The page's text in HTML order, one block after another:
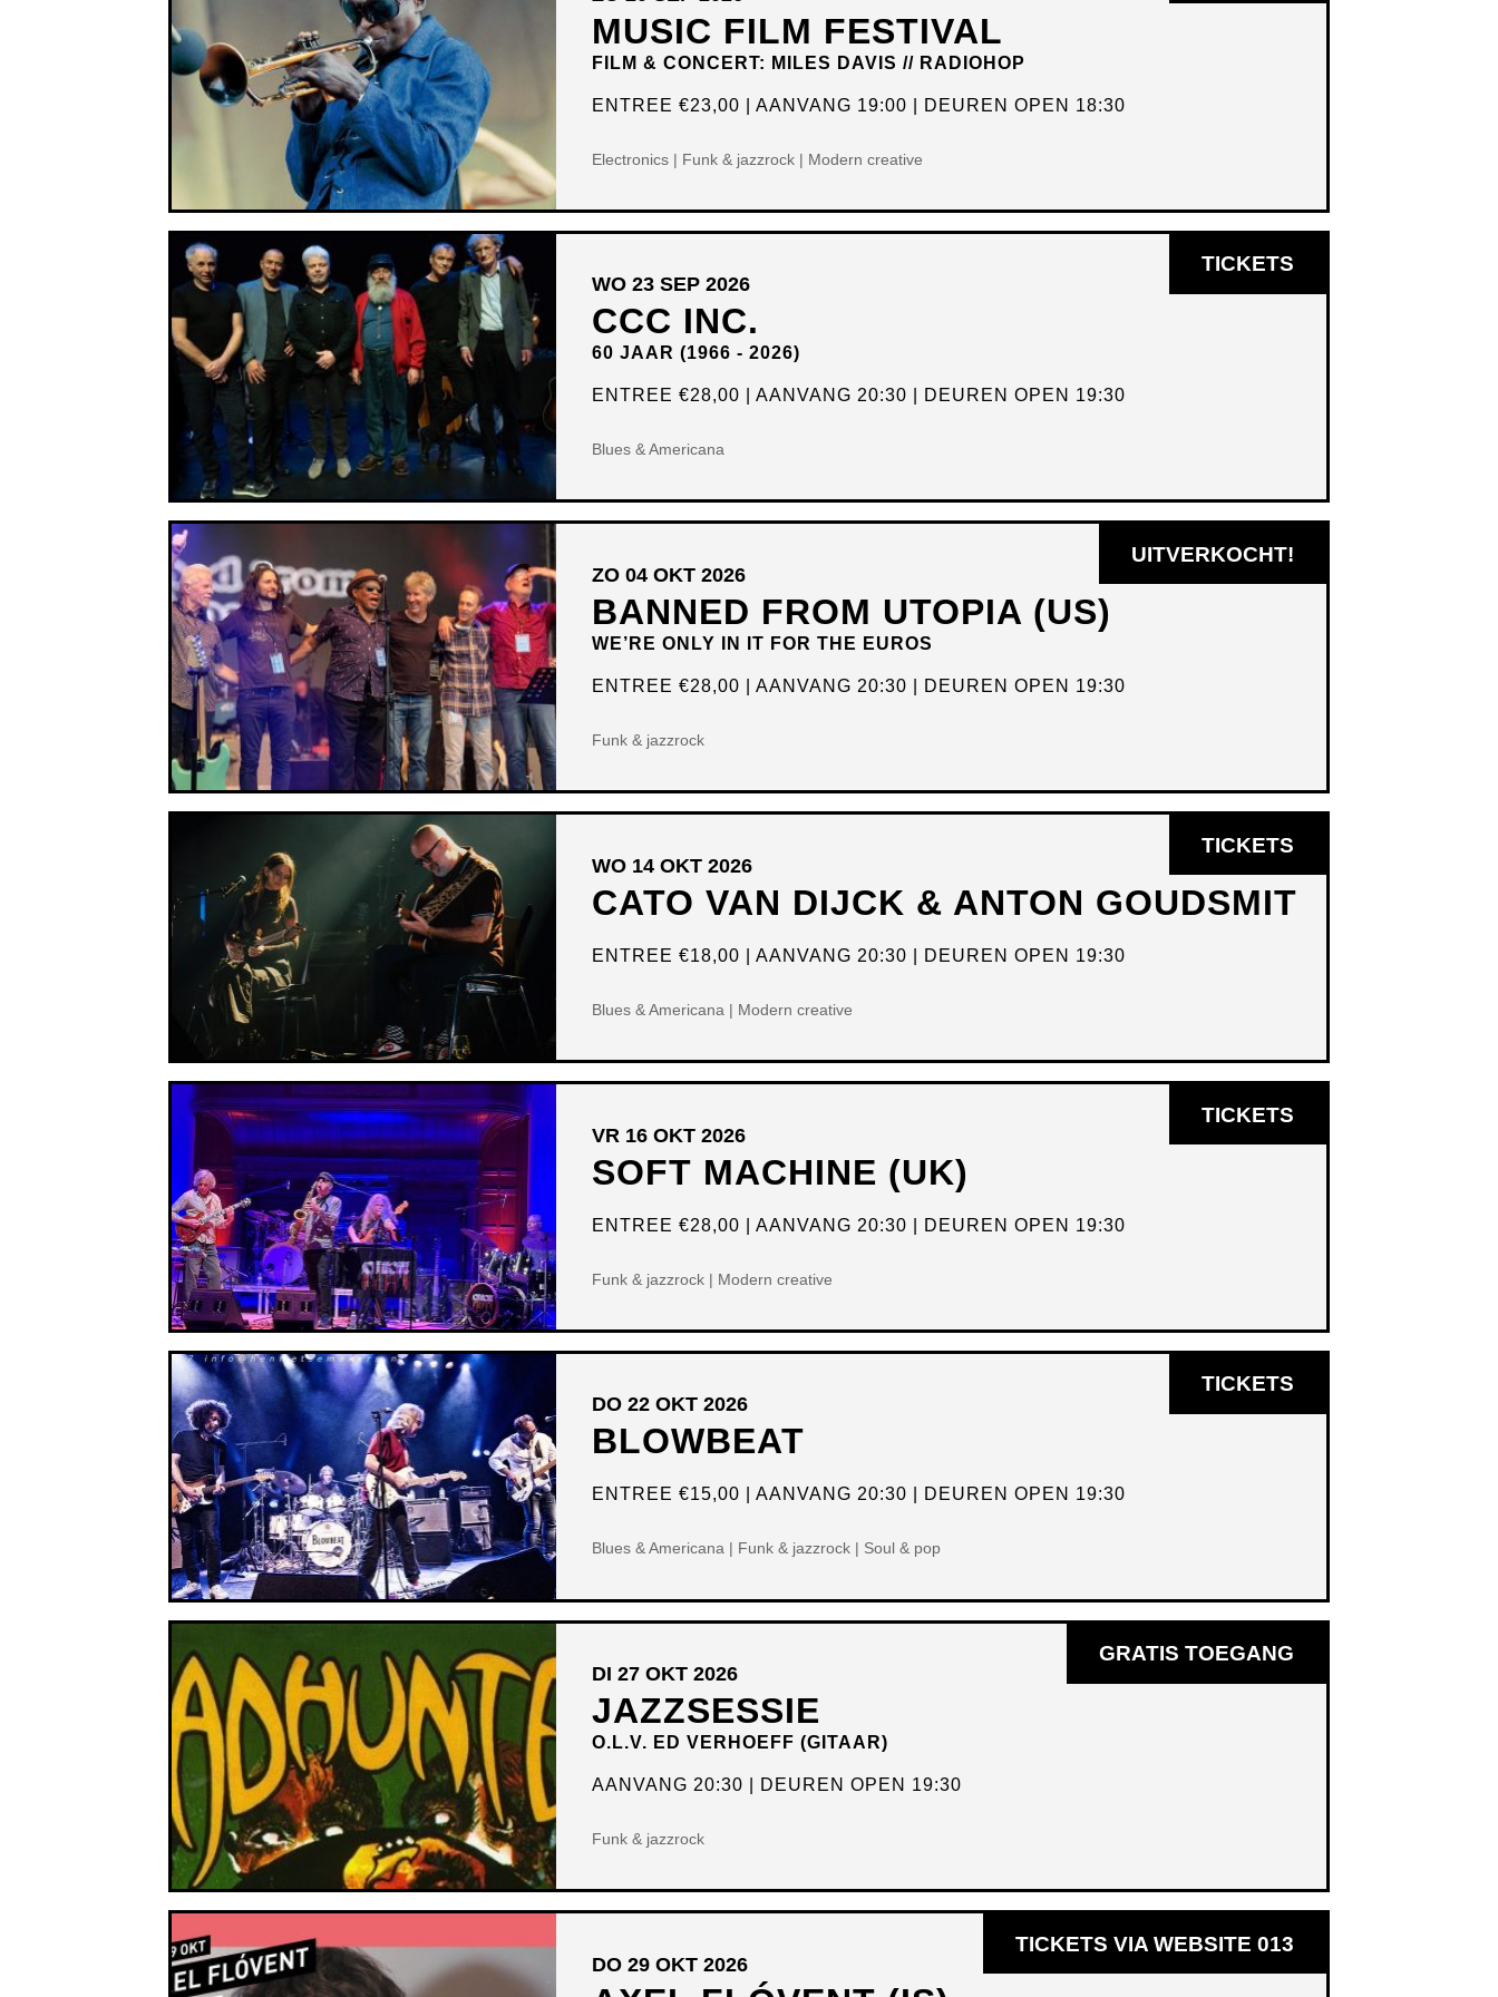
MUSIC FILM FESTIVAL
FILM & CONCERT: MILES DAVIS // RADIOHOP
ENTREE€23,00 AANVANG 19:00 DEUREN OPEN 18:30
Electronics | Funk & jazzrock | Modern creative
IN
CCC INC.
60 JAAR (1966 - 2026)
WO 23 SEP 2026
ENTREE€28,00 AANVANG 20:30 DEUREN OPEN 19:30
Blues & Americana
TICKETS
IN
BANNED FROM UTOPIA (US)
WE’RE ONLY IN IT FOR THE EUROS
ZO 04 OKT 2026
ENTREE€28,00 AANVANG 20:30 DEUREN OPEN 19:30
Funk & jazzrock
UITVERKOCHT!
CATO VAN DIJCK & ANTON GOUDSMIT
WO 14 OKT 2026
ENTREE€18,00 AANVANG 20:30 DEUREN OPEN 19:30
Blues & Americana | Modern creative
TICKETS
IN
SOFT MACHINE (UK)
VR 16 OKT 2026
ENTREE€28,00 AANVANG 20:30 DEUREN OPEN 19:30
Funk & jazzrock | Modern creative
TICKETS
IN
BLOWBEAT
DO 22 OKT 2026
ENTREE€15,00 AANVANG 20:30 DEUREN OPEN 19:30
Blues & Americana | Funk & jazzrock | Soul & pop
TICKETS
IN
JAZZSESSIE
O.L.V. ED VERHOEFF (GITAAR)
DI 27 OKT 2026
AANVANG 20:30 DEUREN OPEN 19:30
Funk & jazzrock
GRATIS TOEGANG
DO 29 OKT 2026
TICKETS VIA WEBSITE 013
IN